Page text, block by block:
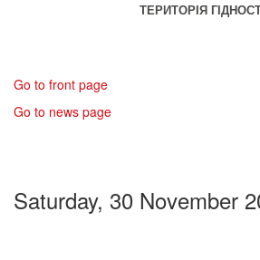
ТЕРИТОРІЯ
Go to front page
Go to news page
Saturday, 30 November